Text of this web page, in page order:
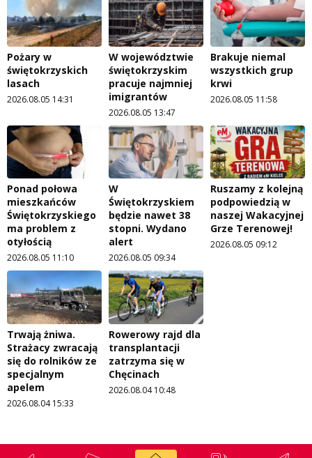
Pożary w
świętokrzyskich
lasach
2026.08.05 14:31
W województwie
świętokrzyskim
pracuje najmniej
imigrantów
2026.08.05 13:47
Brakuje niemal
wszystkich grup
krwi
2026.08.05 11:58
Ponad połowa
mieszkańców
Świętokrzyskiego
ma problem z
otyłością
2026.08.05 11:10
W
Świętokrzyskiem
będzie nawet 38
stopni. Wydano
alert
2026.08.05 09:34
Ruszamy z kolejną
podpowiedzią w
naszej Wakacyjnej
Grze Terenowej!
2026.08.05 09:12
Trwają żniwa.
Strażacy zwracają
się do rolników ze
specjalnym
apelem
2026.08.04 15:33
Rowerowy rajd dla
transplantacji
zatrzyma się w
Chęcinach
2026.08.04 10:48